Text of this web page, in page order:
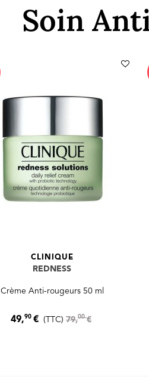
Soin
CLINIQUE
REDNESS
Crème Anti-rougeurs 50 ml
49,90 € (TTC) 79,00€